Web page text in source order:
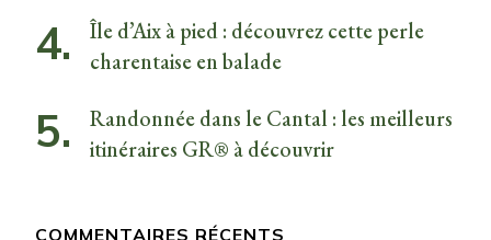
Île d’Aix à pied : découvrez cette perle
charentaise en balade
Randonnée dans le Cantal : les meilleurs
itinéraires GR® à découvrir
COMMENTAIRES RÉCENTS